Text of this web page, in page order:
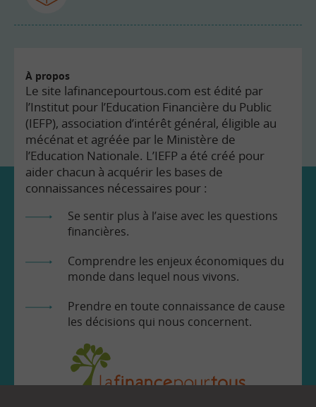
À propos
Le site lafinancepourtous.com est édité par
l’Institut pour l’Education Financière du Public
(IEFP), association d’intérêt général, éligible au
mécénat et agréée par le Ministère de
l’Education Nationale. L’IEFP a été créé pour
aider chacun à acquérir les bases de
connaissances nécessaires pour :
Se sentir plus à l’aise avec les questions
financières.
Comprendre les enjeux économiques du
monde dans lequel nous vivons.
Prendre en toute connaissance de cause
les décisions qui nous concernent.